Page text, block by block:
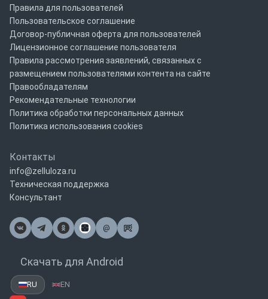
Правила для пользователей
Пользовательское соглашение
Договор-публичная оферта для пользователей
Лицензионное соглашение пользователя
Правила рассмотрения заявлений, связанных с
размещением пользователями контента на сайте
Правообладателям
Рекомендательные технологии
Политика обработки персональных данных
Политика использования cookies
Контакты
info@zelluloza.ru
Техническая поддержка
Консультант
@
Почта
Скачать для Android
RU EN